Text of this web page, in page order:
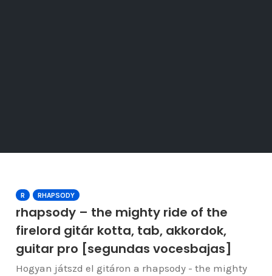
R RHAPSODY
rhapsody – the mighty ride of the
firelord gitár kotta, tab, akkordok,
guitar pro [segundas vocesbajas]
Hogyan játszd el gitáron a rhapsody - the mighty